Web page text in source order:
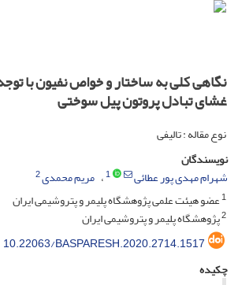
نگاهی کلی به ساختار و خواص نفیون با
غشای تبادل پروتون پیل سوختی
نوع مقاله : تالیفی
نویسندگان
شهرام مهدی پور عطائی
1 مریم محمدی2
1عضو هیئت علمی پژوهشگاه پلیمر و پتروشیمی ایران
2پژوهشگاه پلیمر و پتروشیمی ایران
10.22063/BASPARESH.2020.2714.1517
چکیده